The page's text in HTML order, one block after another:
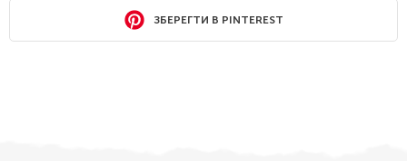
ЗБЕРЕГТИ В PINTEREST